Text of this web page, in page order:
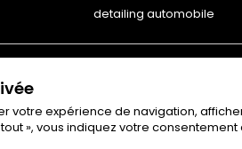
detailing automobile
votre expérience de navigation,
», vous indiquez votre